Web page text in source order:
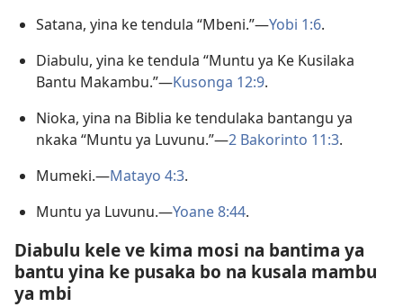
Satana, yina ke tendula “Mbeni.”—Yobi 1:6.
Diabulu, yina ke tendula “Muntu ya Ke Kusilaka
Bantu Makambu.”—Kusonga 12:9.
Nioka, yina na Biblia ke tendulaka bantangu ya
nkaka “Muntu ya Luvunu.”—2 Bakorinto 11:3.
Mumeki.—Matayo 4:3.
Muntu ya Luvunu.—Yoane 8:44.
Diabulu kele ve kima mosi na bantima ya
bantu yina ke pusaka bo na kusala mambu
ya mbi